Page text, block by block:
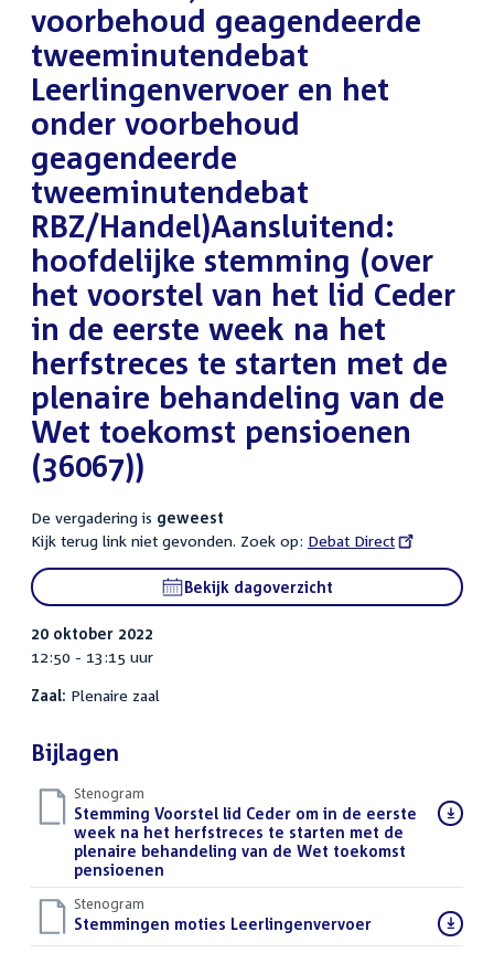
voorbehoud geagendeerde
tweeminutendebat
Leerlingenvervoer en het
onder voorbehoud
geagendeerde
tweeminutendebat
RBZ/Handel)Aansluitend:
hoofdelijke stemming (over
het voorstel van het lid Ceder
in de eerste week na het
herfstreces te starten met de
plenaire behandeling van de
Wet toekomst pensioenen
(36067))
De vergadering is geweest
Kijk terug link niet gevonden. Zoek op: External
link:
Debat Direct
Bekijk dagoverzicht
20 oktober 2022
12:50 - 13:15 uur
Zaal: Plenaire zaal
Bijlagen
Stenogram
Download
bestand:
Stemming Voorstel lid Ceder om in de eerste
week na het herfstreces te starten met de
plenaire behandeling van de Wet toekomst
pensioenen
Stenogram
Download
bestand:
Stemmingen moties Leerlingenvervoer()